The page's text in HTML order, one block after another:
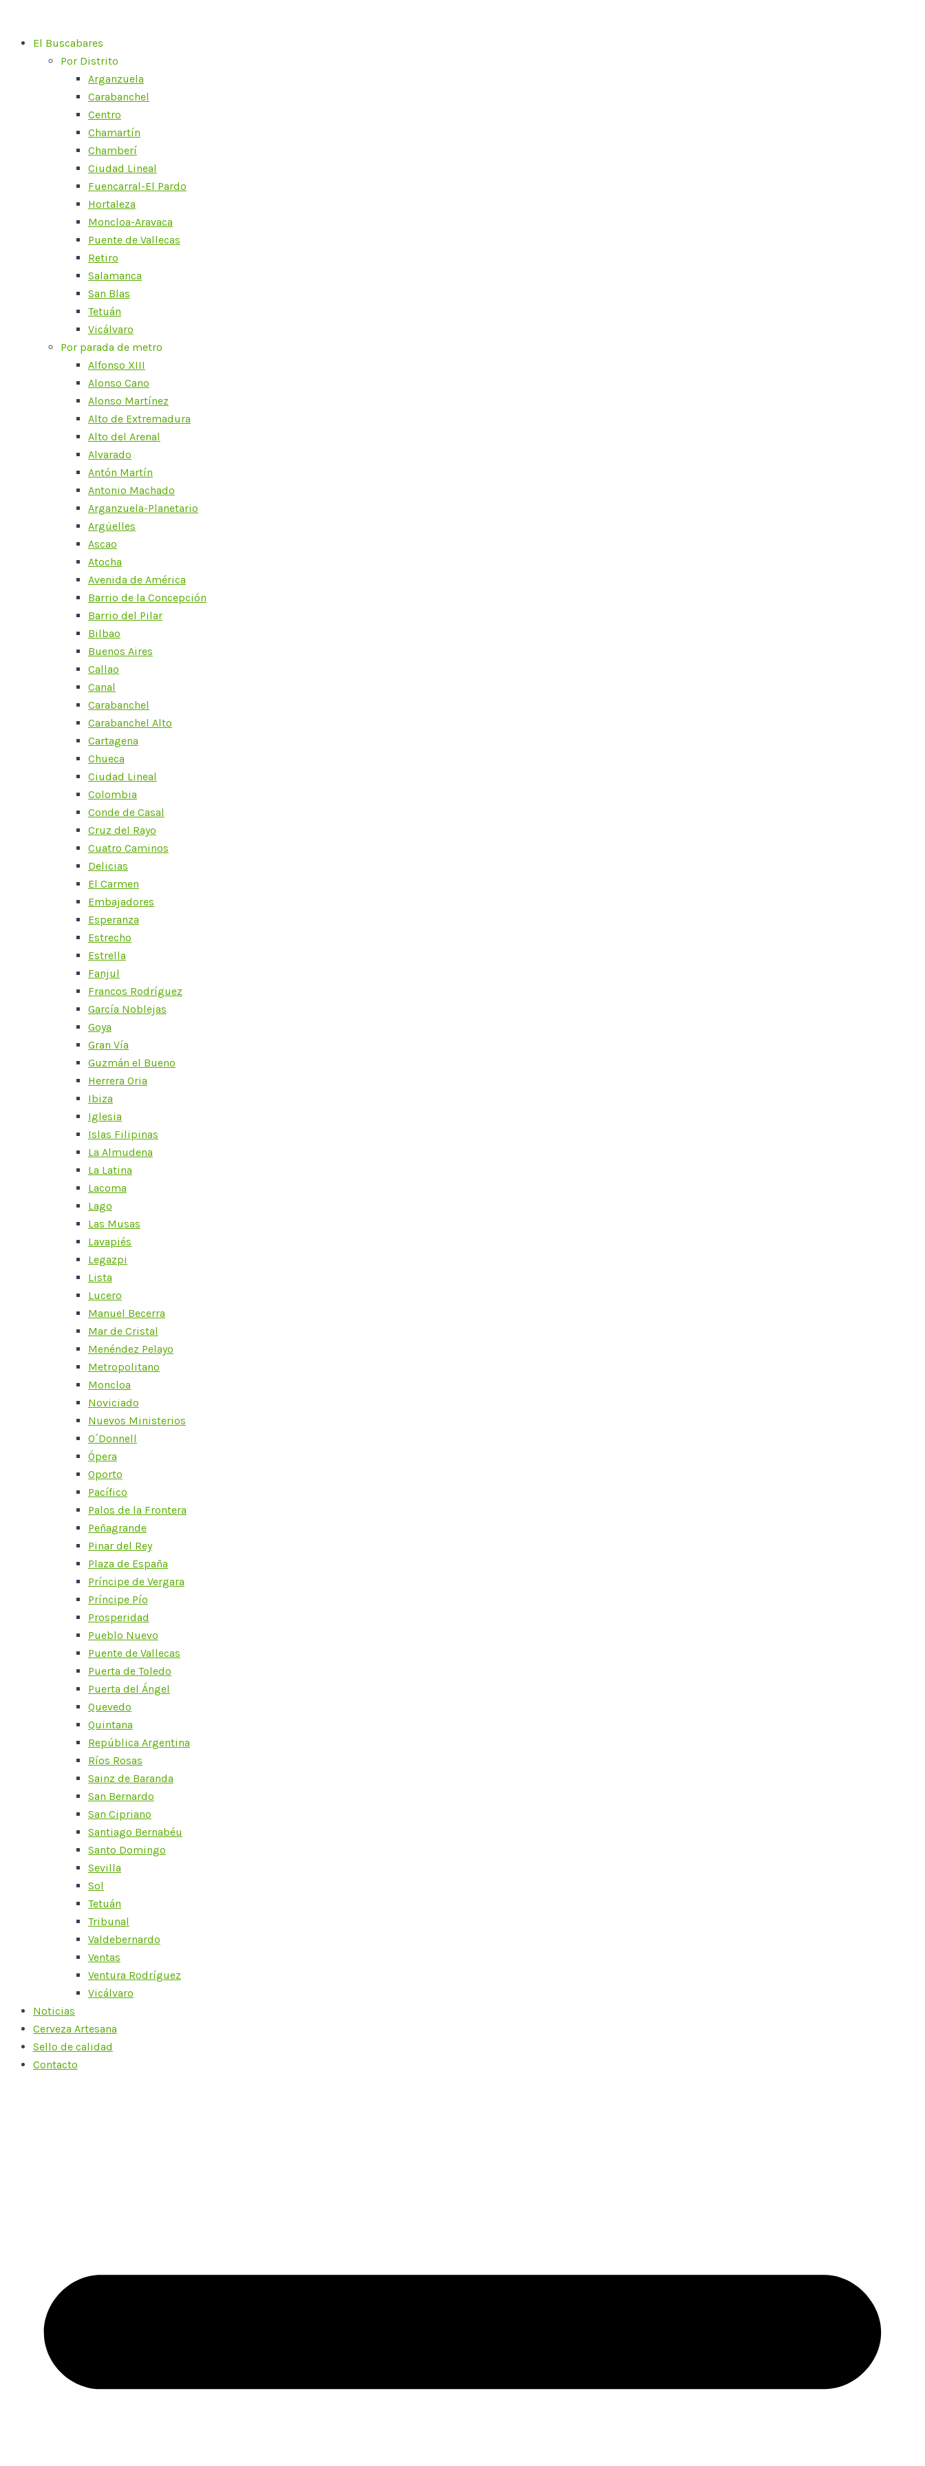
contenidoEl Buscabares
Por Distrito
Arganzuela
Carabanchel
Centro
Chamartín
Chamberí
Ciudad Lineal
Fuencarral-El Pardo
Hortaleza
Moncloa-Aravaca
Puente de Vallecas
Retiro
Salamanca
San Blas
Tetuán
Vicálvaro
Por parada de metro
Alfonso XIII
Alonso Cano
Alonso Martínez
Alto de Extremadura
Alto del Arenal
Alvarado
Antón Martín
Antonio Machado
Arganzuela-Planetario
Argüelles
Ascao
Atocha
Avenida de América
Barrio de la Concepción
Barrio del Pilar
Bilbao
Buenos Aires
Callao
Canal
Carabanchel
Carabanchel Alto
Cartagena
Chueca
Ciudad Lineal
Colombia
Conde de Casal
Cruz del Rayo
Cuatro Caminos
Delicias
El Carmen
Embajadores
Esperanza
Estrecho
Estrella
Fanjul
Francos Rodríguez
García Noblejas
Goya
Gran Vía
Guzmán el Bueno
Herrera Oria
Ibiza
Iglesia
Islas Filipinas
La Almudena
La Latina
Lacoma
Lago
Las Musas
Lavapiés
Legazpi
Lista
Lucero
Manuel Becerra
Mar de Cristal
Menéndez Pelayo
Metropolitano
Moncloa
Noviciado
Nuevos Ministerios
O´Donnell
Ópera
Oporto
Pacífico
Palos de la Frontera
Peñagrande
Pinar del Rey
Plaza de España
Príncipe de Vergara
Príncipe Pío
Prosperidad
Pueblo Nuevo
Puente de Vallecas
Puerta de Toledo
Puerta del Ángel
Quevedo
Quintana
República Argentina
Ríos Rosas
Sainz de Baranda
San Bernardo
San Cipriano
Santiago Bernabéu
Santo Domingo
Sevilla
Sol
Tetuán
Tribunal
Valdebernardo
Ventas
Ventura Rodríguez
Vicálvaro
Noticias
Cerveza Artesana
Sello de calidad
Contacto